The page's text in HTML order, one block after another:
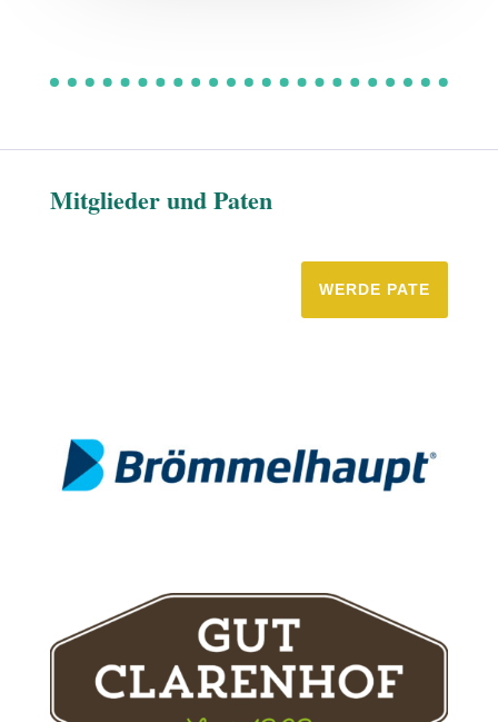
Mitglieder und Paten
WERDE PATE